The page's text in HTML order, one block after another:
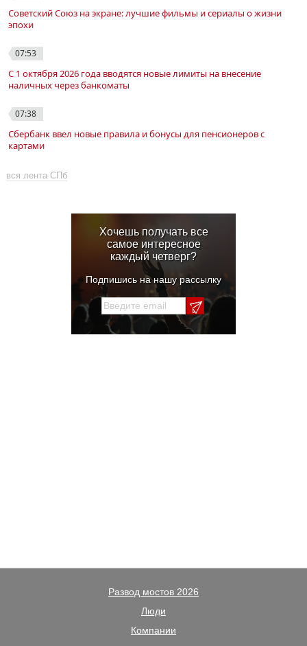
Советский Союз на экране: лучшие фильмы и сериалы о жизни
эпохи
07:53
С 1 октября 2026 года вводятся новые лимиты на внесение
наличных через банкоматы
07:38
Сбербанк ввел новые правила и бонусы для пенсионеров с
картами
вся лента СПб
Хочешь получать все
самое интересное
каждый четверг?
Подпишись на нашу рассылку
Развод мостов 2026
Люди
Компании